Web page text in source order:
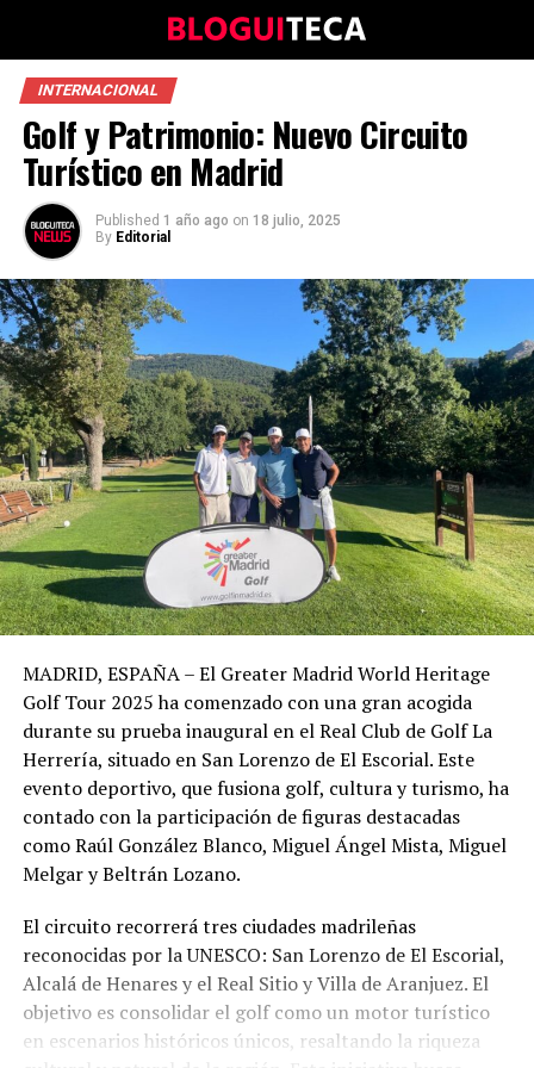
INTERNACIONAL
Golf y Patrimonio: Nuevo Circuito
Turístico en Madrid
Published 1 año ago on 18 julio, 2025
By Editorial
MADRID, ESPAÑA – El Greater Madrid World Heritage
Golf Tour 2025 ha comenzado con una gran acogida
durante su prueba inaugural en el Real Club de Golf La
Herrería, situado en San Lorenzo de El Escorial. Este
evento deportivo, que fusiona golf, cultura y turismo, ha
contado con la participación de figuras destacadas
como Raúl González Blanco, Miguel Ángel Mista, Miguel
Melgar y Beltrán Lozano.
El circuito recorrerá tres ciudades madrileñas
reconocidas por la UNESCO: San Lorenzo de El Escorial,
Alcalá de Henares y el Real Sitio y Villa de Aranjuez. El
objetivo es consolidar el golf como un motor turístico
en escenarios históricos únicos, resaltando la riqueza